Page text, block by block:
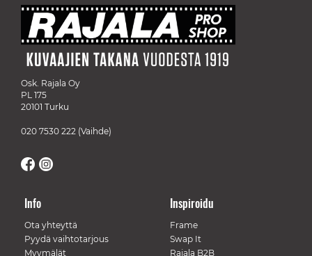
Osk. Rajala Oy
PL 175
20101 Turku
020 7530 222 (Vaihde)
Info
Ota yhteyttä
Pyydä vaihtotarjous
Myymälät
Inspiroidu
Frame
Swap It
Rajala B2B